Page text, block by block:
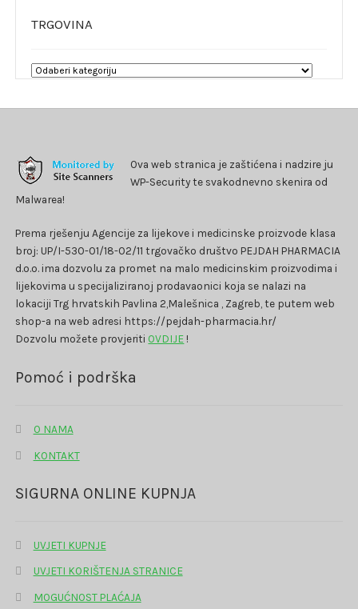
TRGOVINA
Ova web stranica je zaštićena i nadzire ju
WP-Security te svakodnevno skenira od
Malwarea!
Prema rješenju Agencije za lijekove i medicinske proizvode klasa
broj: UP/I-530-01/18-02/11 trgovačko društvo PEJDAH PHARMACIA
d.o.o. ima dozvolu za promet na malo medicinskim proizvodima i
lijekovima u specijaliziranoj prodavaonici koja se nalazi na
lokaciji Trg hrvatskih Pavlina 2,Malešnica , Zagreb, te putem web
shop-a na web adresi https://pejdah-pharmacia.hr/
Dozvolu možete provjeriti OVDIJE !
Pomoć i podrška
O NAMA
KONTAKT
SIGURNA ONLINE KUPNJA
UVJETI KUPNJE
UVJETI KORIŠTENJA STRANICE
MOGUĆNOST PLAĆAJA